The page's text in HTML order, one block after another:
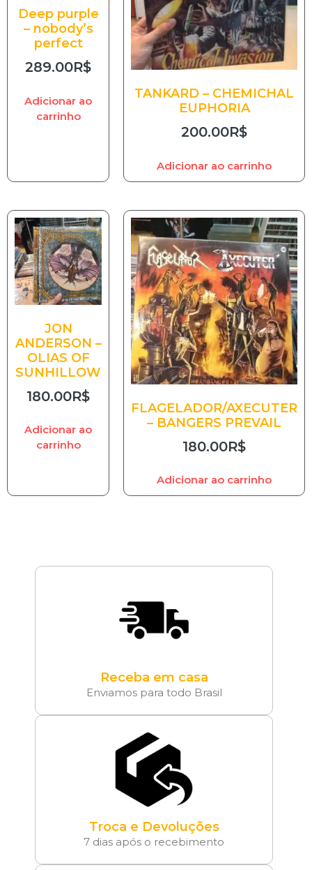
Deep purple
– nobody’s
perfect
289.00R$
Adicionar ao
carrinho
TANKARD – CHEMICHAL
EUPHORIA
200.00R$
Adicionar ao carrinho
JON
ANDERSON –
OLIAS OF
SUNHILLOW
180.00R$
Adicionar ao
carrinho
FLAGELADOR/AXECUTER
– BANGERS PREVAIL
180.00R$
Adicionar ao carrinho
Receba em casa
Enviamos para todo Brasil
Troca e Devoluções
7 dias após o recebimento